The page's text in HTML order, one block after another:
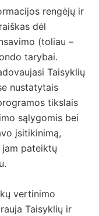
rengėjų ir
dėl
(toliau –
tarybai.
Taisyklių
nustatytais
tikslais
sąlygomis bei
įsitikinimą,
pateiktų
vertinimo
Taisyklių ir